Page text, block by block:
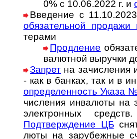
0% с 10.06.2022 г. и
Введение с
обяза­тель­ной
терами
Продление
валютной выручки
Запрет на зачисления
- как в банках, так и в
оп­ре­де­лен­ность Указа
чи­сле­ния ин­ва­лю­ты на
эле­к­т­рон­ных
Подтверждение ЦБ
люты на за­ру­беж­ные